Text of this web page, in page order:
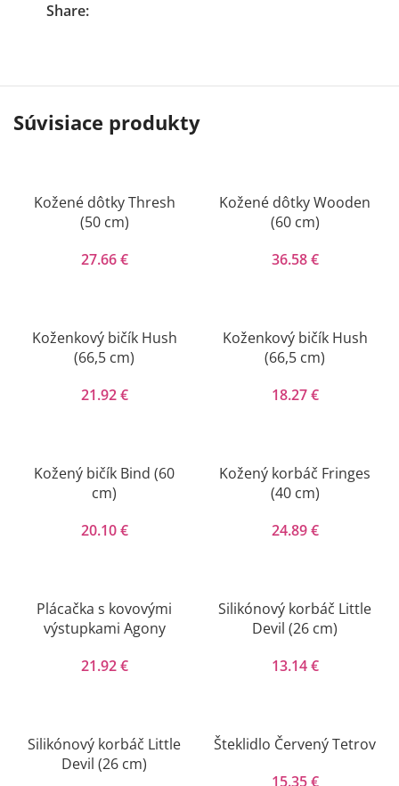
Share:
Súvisiace produkty
Kožené dôtky Thresh
(50 cm)
27.66€
Kožené dôtky Wooden
(60 cm)
36.58€
Koženkový bičík Hush
(66,5 cm)
21.92€
Koženkový bičík Hush
(66,5 cm)
18.27€
Kožený bičík Bind (60
cm)
20.10€
Kožený korbáč Fringes
(40 cm)
24.89€
Plácačka s kovovými
výstupkami Agony
21.92€
Silikónový korbáč Little
Devil (26 cm)
13.14€
Silikónový korbáč Little
Devil (26 cm)
Šteklidlo Červený Tetrov
15.35€